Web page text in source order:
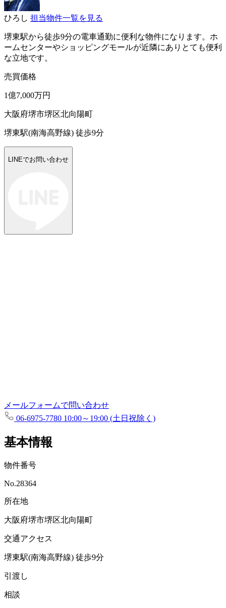
ひろし 担当物件一覧を見る
堺東駅から徒歩9分の電車通勤に便利な物件になります。ホ
ームセンターやショッピングモールが近隣にありとても便利
な立地です。
売買価格
1億7,000万円
大阪府堺市堺区北向陽町
堺東駅(南海高野線) 徒歩9分
LINEでお問い合わせ
メールフォームで問い合わせ
06-6975-7780 10:00～19:00 (土日祝除く)
基本情報
物件番号
No.28364
所在地
大阪府堺市堺区北向陽町
交通アクセス
堺東駅(南海高野線) 徒歩9分
引渡し
相談